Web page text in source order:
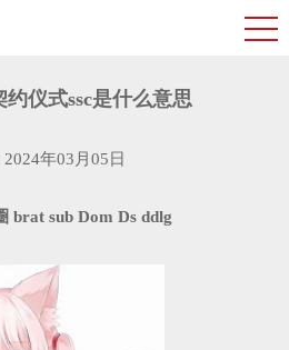
仪式ssc是什么意思
2024年03月05日
brat sub Dom Ds ddlg